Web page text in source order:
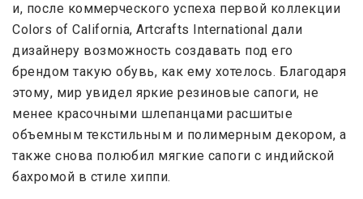
и, после коммерческого успеха первой коллекции
Colors of California, Artcrafts International дали
дизайнеру возможность создавать под его
брендом такую обувь, как ему хотелось. Благодаря
этому, мир увидел яркие резиновые сапоги, не
менее красочными шлепанцами расшитые
объемным текстильным и полимерным декором, а
также снова полюбил мягкие сапоги с индийской
бахромой в стиле хиппи.